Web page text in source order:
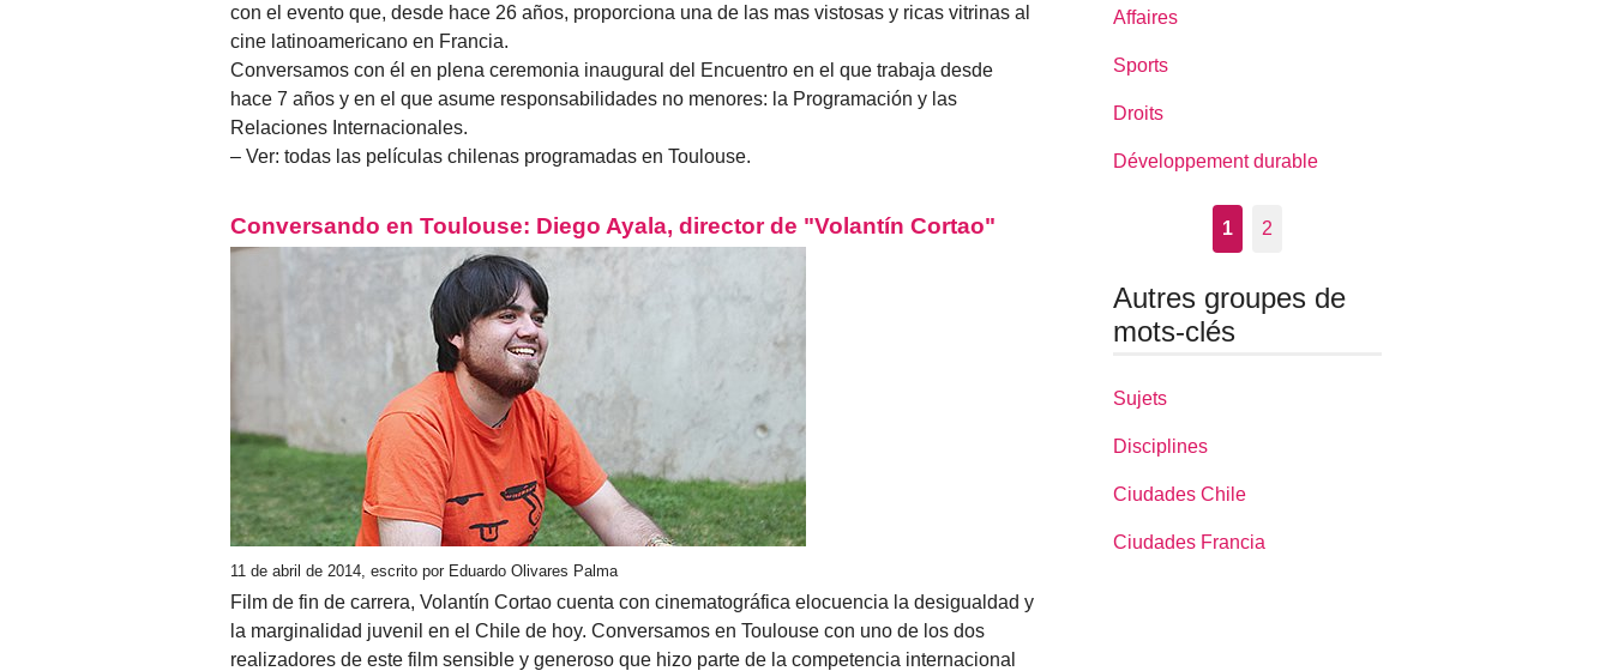
con el evento que, desde hace 26 años, proporciona una de las mas vistosas y ricas vitrinas al
cine latinoamericano en Francia.
Conversamos con él en plena ceremonia inaugural del Encuentro en el que trabaja desde
hace 7 años y en el que asume responsabilidades no menores: la Programación y las
Relaciones Internacionales.
– Ver: todas las películas chilenas programadas en Toulouse.
Conversando en Toulouse: Diego Ayala, director de "Volantín Cortao"
11 de abril de 2014, escrito por Eduardo Olivares Palma
Film de fin de carrera, Volantín Cortao cuenta con cinematográfica elocuencia la desigualdad y
la marginalidad juvenil en el Chile de hoy. Conversamos en Toulouse con uno de los dos
realizadores de este film sensible y generoso que hizo parte de la competencia internacional
Affaires
Sports
Droits
Développement durable
1 2
Autres groupes de
mots-clés
Sujets
Disciplines
Ciudades Chile
Ciudades Francia